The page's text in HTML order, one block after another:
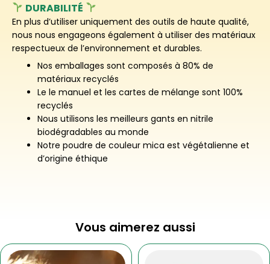
DURABILITÉ
En plus d’utiliser uniquement des outils de haute qualité,
nous nous engageons également à utiliser des matériaux
respectueux de l’environnement et durables.
Nos emballages sont composés à 80% de
matériaux recyclés
Le le manuel et les cartes de mélange sont 100%
recyclés
Nous utilisons les meilleurs gants en nitrile
biodégradables au monde
Notre poudre de couleur mica est végétalienne et
d’origine éthique
Vous aimerez aussi